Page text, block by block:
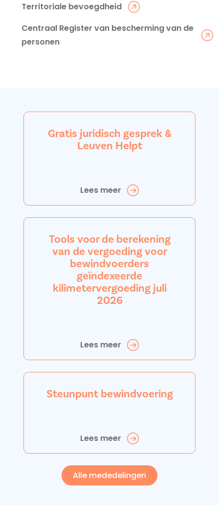
Territoriale bevoegdheid
Centraal Register van bescherming van de
personen
Gratis juridisch gesprek &
Leuven Helpt
Lees meer
Tools voor de berekening
van de vergoeding voor
bewindvoerders
geïndexeerde
kilimetervergoeding juli
2026
Lees meer
Steunpunt bewindvoering
Lees meer
Alle mededelingen